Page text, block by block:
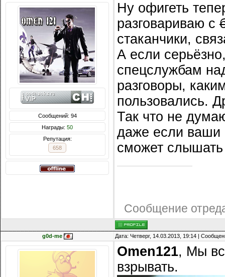
Сообщений: 94
Награды: 50
Репутация:
658
Ну офигеть
разговариваю с
стаканчики,
А если
спецслужбам
разговоры,
пользовались.
Так что не
даже если ваши
сможет
Сообщение
g0d-me Дата: Четверг, 14.03.2013, 19:14 |
Omen121, Мы
взрывать.